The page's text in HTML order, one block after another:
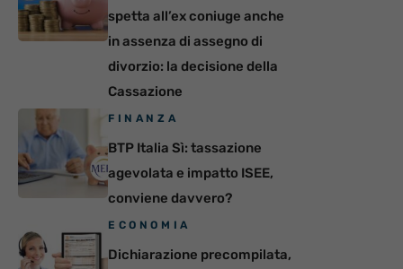
spetta all’ex coniuge anche
in assenza di assegno di
divorzio: la decisione della
Cassazione
FINANZA
BTP Italia Sì: tassazione
agevolata e impatto ISEE,
conviene davvero?
ECONOMIA
Dichiarazione precompilata,